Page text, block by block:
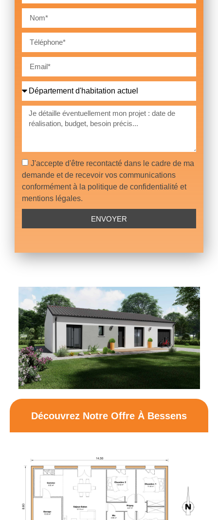
J'accepte d'être recontacté dans le cadre de ma
demande et de recevoir vos communications
conformément à la politique de confidentialité et
mentions légales.
ENVOYER
Découvrez Notre Offre À Bessens